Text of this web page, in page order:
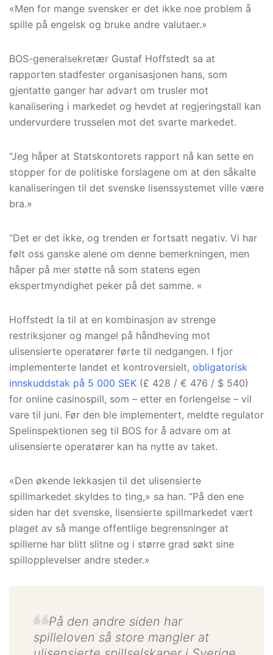
«Men for mange svensker er det ikke noe problem å
spille på engelsk og bruke andre valutaer.»
BOS-generalsekretær Gustaf Hoffstedt sa at
rapporten stadfester organisasjonen hans, som
gjentatte ganger har advart om trusler mot
kanalisering i markedet og hevdet at regjeringstall kan
undervurdere trusselen mot det svarte markedet.
“Jeg håper at Statskontorets rapport nå kan sette en
stopper for de politiske forslagene om at den såkalte
kanaliseringen til det svenske lisenssystemet ville være
bra.»
“Det er det ikke, og trenden er fortsatt negativ. Vi har
følt oss ganske alene om denne bemerkningen, men
håper på mer støtte nå som statens egen
ekspertmyndighet peker på det samme. «
Hoffstedt la til at en kombinasjon av strenge
restriksjoner og mangel på håndheving mot
ulisensierte operatører førte til nedgangen. I fjor
implementerte landet et kontroversielt, obligatorisk
innskuddstak på 5 000 SEK (£ 428 / € 476 / $ 540)
for online casinospill, som – etter en forlengelse – vil
vare til juni. Før den ble implementert, meldte regulator
Spelinspektionen seg til BOS for å advare om at
ulisensierte operatører kan ha nytte av taket.
«Den økende lekkasjen til det ulisensierte
spillmarkedet skyldes to ting,» sa han. “På den ene
siden har det svenske, lisensierte spillmarkedet vært
plaget av så mange offentlige begrensninger at
spillerne har blitt slitne og i større grad søkt sine
spillopplevelser andre steder.»
På den andre siden har
spilleloven så store mangler at